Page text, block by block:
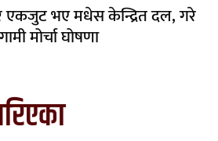
एकजुट भए मधेस केन्द्रित दल, गरे
मोर्चा घोषणा